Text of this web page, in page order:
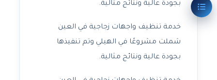
بجودة عالية ونتائج مثالية.
خدمة تنظيف واجهات زجاجية في العين
شملت مشروعًا في الهيلي وتم تنفيذها
بجودة عالية ونتائج مثالية.